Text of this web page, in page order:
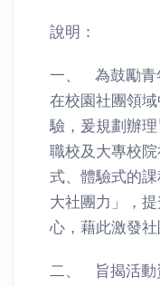
消息公告詳情
說明：
一、 為鼓勵青
在校園社團領
驗，爰規劃辦
職校及大專校
式、體驗式的
大社團力」，
心，藉此激發社
二、 旨揭活動